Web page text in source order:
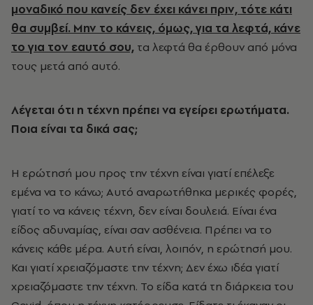
μοναδικό που κανείς δεν έχει κάνει πριν, τότε κάτι
θα συμβεί. Μην το κάνεις, όμως, για τα λεφτά, κάνε
το για τον εαυτό σου, τα λεφτά θα έρθουν από μόνα
τους μετά από αυτό.
Λέγεται ότι η τέχνη πρέπει να εγείρει ερωτήματα.
Ποια είναι τα δικά σας;
Η ερώτησή μου προς την τέχνη είναι γιατί επέλεξε
εμένα να το κάνω; Αυτό αναρωτήθηκα μερικές φορές,
γιατί το να κάνεις τέχνη, δεν είναι δουλειά. Είναι ένα
είδος αδυναμίας, είναι σαν ασθένεια. Πρέπει να το
κάνεις κάθε μέρα. Αυτή είναι, λοιπόν, η ερώτησή μου.
Και γιατί χρειαζόμαστε την τέχνη; Δεν έχω ιδέα γιατί
χρειαζόμαστε την τέχνη. Το είδα κατά τη διάρκεια του